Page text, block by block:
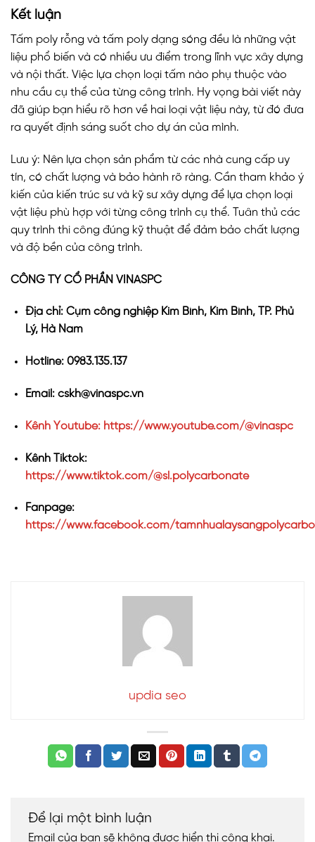
Kết luận
Tấm poly rỗng và tấm poly dạng sóng đều là những vật
liệu phổ biến và có nhiều ưu điểm trong lĩnh vực xây dựng
và nội thất. Việc lựa chọn loại tấm nào phụ thuộc vào
nhu cầu cụ thể của từng công trình. Hy vọng bài viết này
đã giúp bạn hiểu rõ hơn về hai loại vật liệu này, từ đó đưa
ra quyết định sáng suốt cho dự án của mình.
Lưu ý: Nên lựa chọn sản phẩm từ các nhà cung cấp uy
tín, có chất lượng và bảo hành rõ ràng. Cần tham khảo ý
kiến của kiến trúc sư và kỹ sư xây dựng để lựa chọn loại
vật liệu phù hợp với từng công trình cụ thể. Tuân thủ các
quy trình thi công đúng kỹ thuật để đảm bảo chất lượng
và độ bền của công trình.
CÔNG TY CỔ PHẦN VINASPC
Địa chỉ: Cụm công nghiệp Kim Bình, Kim Bình, TP. Phủ
Lý, Hà Nam
Hotline: 0983.135.137
Email: cskh@vinaspc.vn
Kênh Youtube: https://www.youtube.com/@vinaspc
Kênh Tiktok:
https://www.tiktok.com/@sl.polycarbonate
Fanpage:
https://www.facebook.com/
updia seo
Để lại một bình luận
Email của bạn sẽ không được hiển thị công khai.